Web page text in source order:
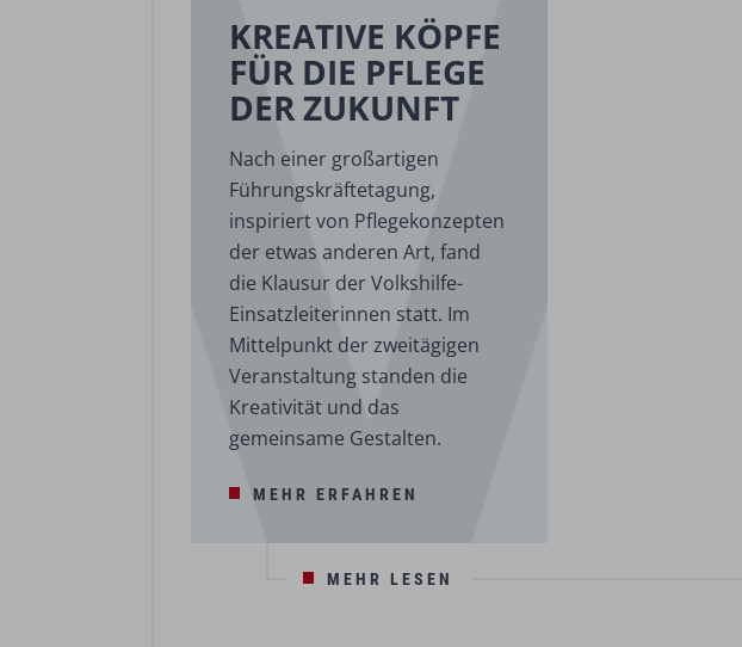
KREATIVE KÖPFE
FÜR DIE PFLEGE
DER ZUKUNFT
Nach einer großartigen
Führungskräftetagung,
inspiriert von Pflegekonzepten
der etwas anderen Art, fand
die Klausur der Volkshilfe-
Einsatzleiterinnen statt. Im
Mittelpunkt der zweitägigen
Veranstaltung standen die
Kreativität und das
gemeinsame Gestalten.
MEHR ERFAHREN
MEHR LESEN